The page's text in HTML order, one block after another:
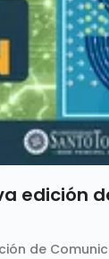
edición
de